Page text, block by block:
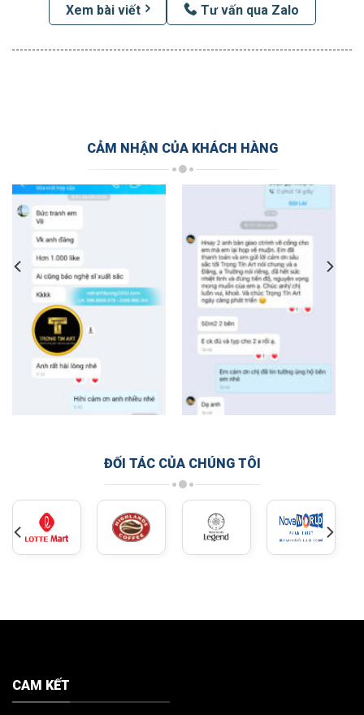
Xem bài viết Tư vấn qua Zalo
CẢM NHẬN CỦA KHÁCH HÀNG
ĐỐI TÁC CỦA CHÚNG TÔI
CAM KẾT